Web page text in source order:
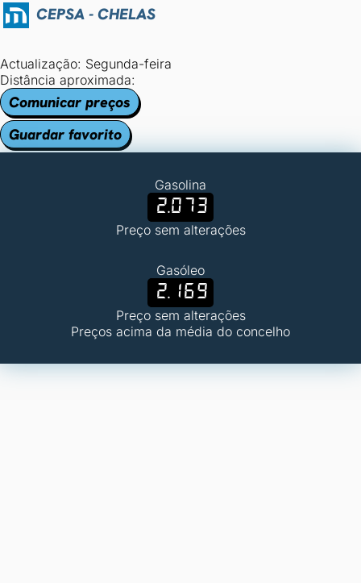
CEPSA - CHELAS
Actualização: Segunda-feira
Distância aproximada:
Comunicar preços
Guardar favorito
Gasolina
2.073
Preço sem alterações
Gasóleo
2.169
Preço sem alterações
Preços acima da média do concelho